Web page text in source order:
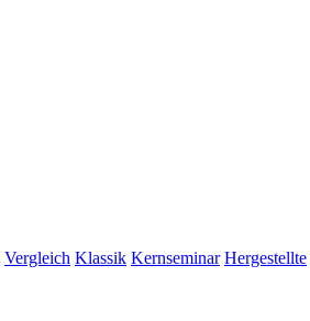
Vergleich Klassik Kernseminar Hergestellte